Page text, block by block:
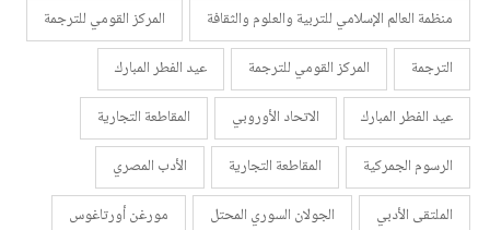
منظمة العالم الإسلامي للتربية والعلوم والثقافة
المركز القومي للترجمة
الترجمة
المركز القومي للترجمة
عيد الفطر المبارك
عيد الفطر المبارك
الاتحاد الأوروبي
المقاطعة التجارية
الرسوم الجمركية
المقاطعة التجارية
الأدب المصري
الملتقى الأدبي
الجولان السوري المحتل
مورغن أورتاغوس